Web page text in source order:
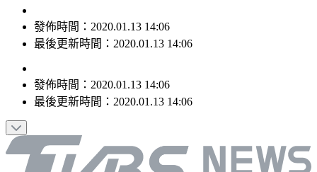
發佈時間：2020.01.13 14:06
最後更新時間：2020.01.13 14:06
發佈時間： 2020.01.13 14:06
最後更新時間： 2020.01.13 14:06